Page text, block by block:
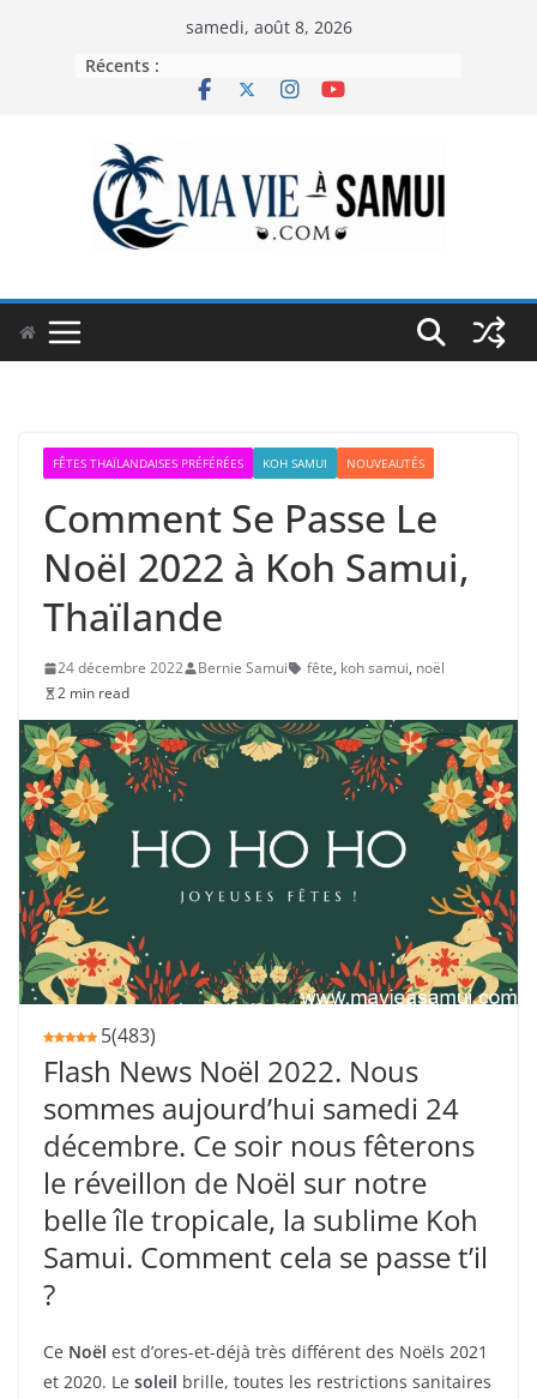
samedi, août 8, 2026
Récents :
FÊTES THAÏLANDAISES PRÉFÉRÉES KOH SAMUI NOUVEAUTÉS
Comment Se Passe Le
Noël 2022 à Koh Samui,
Thaïlande
24 décembre 2022 Bernie Samui fête, koh samui, noël
2 min read
5(483)
Flash News Noël 2022. Nous
sommes aujourd’hui samedi 24
décembre. Ce soir nous fêterons
le réveillon de Noël sur notre
belle île tropicale, la sublime Koh
Samui. Comment cela se passe t’il
?
Ce Noël est d’ores-et-déjà très différent des Noëls 2021
et 2020. Le soleil brille, toutes les restrictions sanitaires